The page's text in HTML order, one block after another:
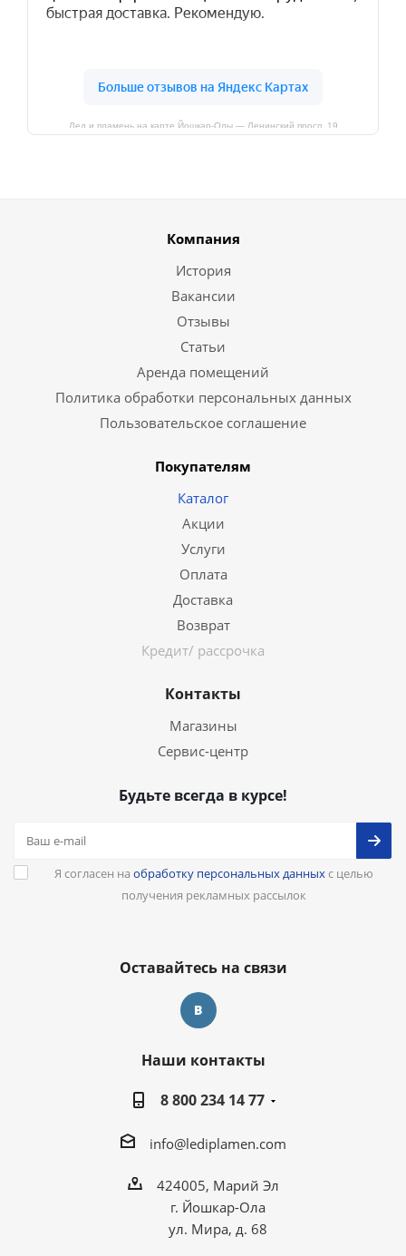
Лед и пламень на карте Йошкар‑Олы — Ленинский просп.,19
Компания
История
Вакансии
Отзывы
Статьи
Аренда помещений
Политика обработки персональных данных
Пользовательское соглашение
Покупателям
Каталог
Акции
Услуги
Оплата
Доставка
Возврат
Кредит/ рассрочка
Контакты
Магазины
Сервис-центр
Будьте всегда в курсе!
Я согласен на обработку персональных данныхс целью
получения рекламных рассылок
Оставайтесь на связи
Наши контакты
8 800 234 14 77
info@lediplamen.com
424005, Марий Эл
г. Йошкар-Ола
ул. Мира, д. 68